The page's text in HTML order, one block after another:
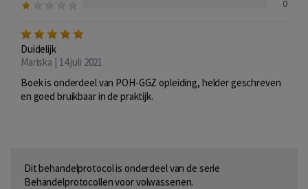
0
Duidelijk
Mariska | 14 juli 2021
Boek is onderdeel van POH-GGZ opleiding, helder geschreven
en goed bruikbaar in de praktijk.
Dit behandelprotocol is onderdeel van de serie
Behandelprotocollen voor volwassenen.